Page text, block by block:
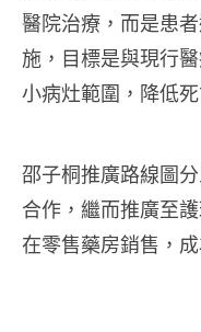
醫院治療，而是患
施，目標是與現行
小病灶範圍，降低
邵子桐推廣路線圖
合作，繼而推廣至
在零售藥房銷售，